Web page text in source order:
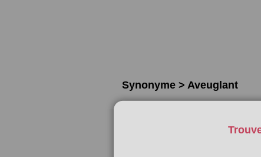
Synonyme > Aveuglant